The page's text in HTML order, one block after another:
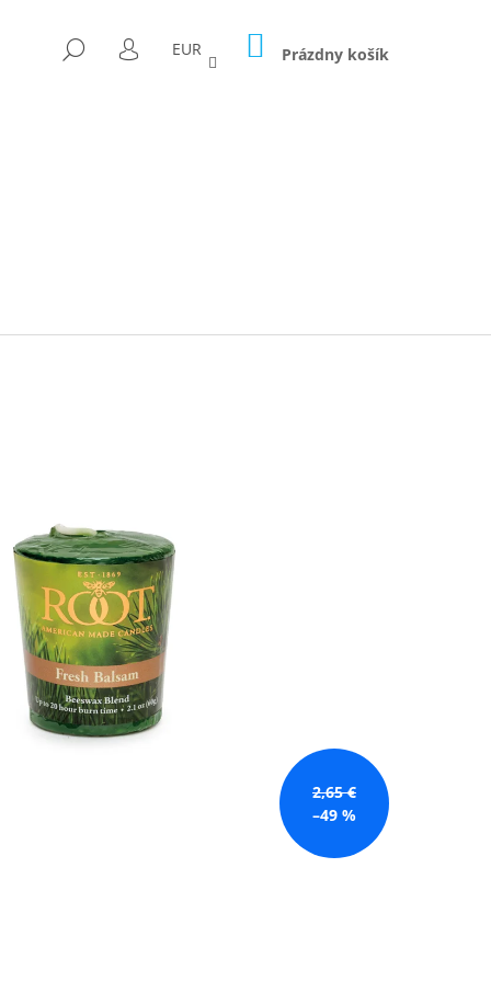
HĽADAŤ
PRIHLÁSENIE
EUR NÁKUPNÝ
KOŠÍK
Prázdny košík
2,65 €
–49 %